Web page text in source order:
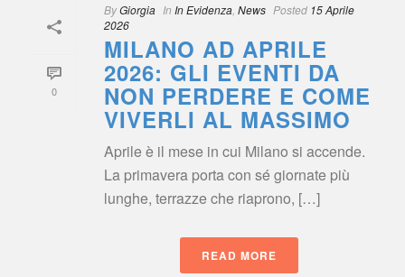
0
ByGiorgia In In Evidenza New Posted 15 Aprile
2026
MILANO AD APRILE
2026: GLI EVENTI DA
NON PERDERE E COME
VIVERLI AL MASSIMO
Aprile è il mese in cui Milano si accende.
La primavera porta con sé giornate più
lunghe, terrazze che riaprono, […]
READ MORE